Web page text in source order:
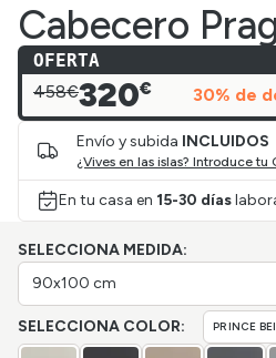
Cabecero
OFERTA
458€320€ 30% de
Envío y subida INCLUIDOS
¿Vives en las islas? Introduce tu
En tu casa en 15-30 días
SELECCIONA MEDIDA:
90x100 cm
SELECCIONA COLOR: PRINCE